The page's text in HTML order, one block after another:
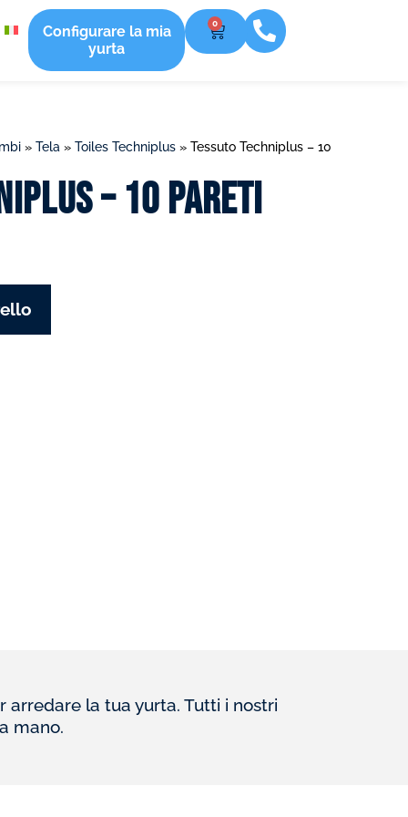
Configurare la mia
yurta
0
» Tela » Toiles Techniplus » Tessuto Techniplus – 10
– 10 pareti
la tua yurta. Tutti i nostri
mano.